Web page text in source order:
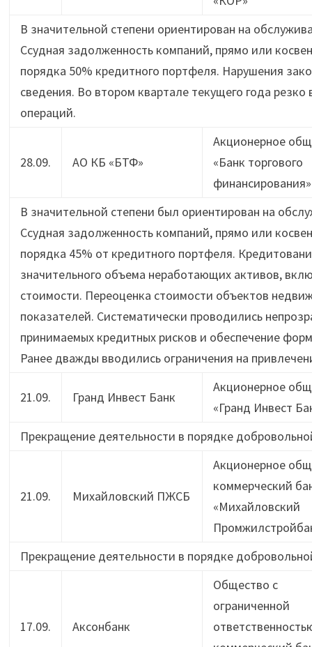
В значительной степени ориентирован на
Ссудная задолженность компаний, прямо или
порядка 50% кредитного портфеля. Нарушения
сведения. Во втором квартале текущего года
операций.
28.09. АО КБ «БТФ»
Акционерное
«Банк торгового
финансирования»
В значительной степени был ориентирован на
Ссудная задолженность компаний, прямо или
порядка 45% от кредитного портфеля.
значительного объема неработающих активов,
стоимости. Переоценка стоимости объектов
показателей. Систематически проводились
принимаемых кредитных рисков и обеспечение
Ранее дважды вводились ограничения на
21.09. Гранд Инвест Банк
Акционерное
«Гранд Инвест
Прекращение деятельности в порядке
21.09. Михайловский ПЖСБ
Акционерное
коммерческий
«Михайловский
Прекращение деятельности в порядке
17.09. Аксонбанк
Общество с
ограниченной